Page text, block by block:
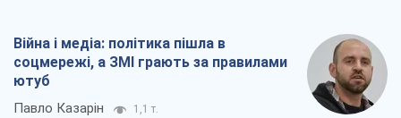
Війна і медіа: політика пішла в
соцмережі, а ЗМІ грають за правилами
ютуб
Павло Казарін 1,1 т.